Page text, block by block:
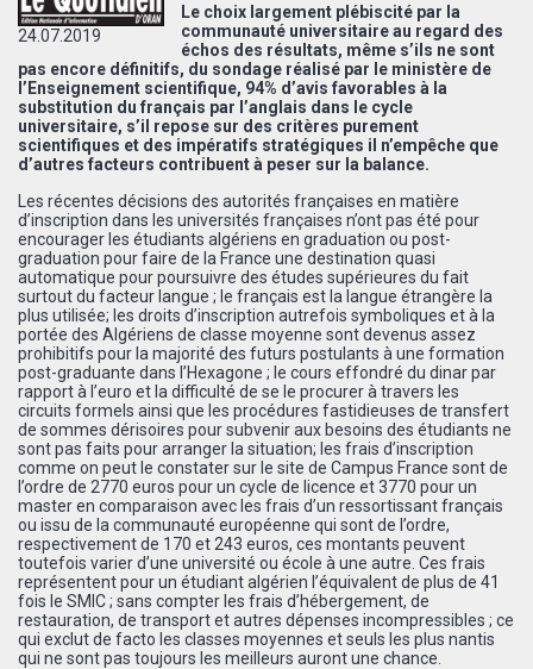
24.07.2019
Le choix largement plébiscité par la
communauté universitaire au regard des
échos des résultats, même s’ils ne sont
pas encore définitifs, du sondage réalisé par le ministère de
l’Enseignement scientifique, 94% d’avis favorables à la
substitution du français par l’anglais dans le cycle
universitaire, s’il repose sur des critères purement
scientifiques et des impératifs stratégiques il n’empêche que
d’autres facteurs contribuent à peser sur la balance.
Les récentes décisions des autorités françaises en matière
d’inscription dans les universités françaises n’ont pas été pour
encourager les étudiants algériens en graduation ou post-
graduation pour faire de la France une destination quasi
automatique pour poursuivre des études supérieures du fait
surtout du facteur langue ; le français est la langue étrangère la
plus utilisée; les droits d’inscription autrefois symboliques et à la
portée des Algériens de classe moyenne sont devenus assez
prohibitifs pour la majorité des futurs postulants à une formation
post-graduante dans l’Hexagone ; le cours effondré du dinar par
rapport à l’euro et la difficulté de se le procurer à travers les
circuits formels ainsi que les procédures fastidieuses de transfert
de sommes dérisoires pour subvenir aux besoins des étudiants ne
sont pas faits pour arranger la situation; les frais d’inscription
comme on peut le constater sur le site de Campus France sont de
l’ordre de 2770 euros pour un cycle de licence et 3770 pour un
master en comparaison avec les frais d’un ressortissant français
ou issu de la communauté européenne qui sont de l’ordre,
respectivement de 170 et 243 euros, ces montants peuvent
toutefois varier d’une université ou école à une autre. Ces frais
représentent pour un étudiant algérien l’équivalent de plus de 41
fois le SMIC ; sans compter les frais d’hébergement, de
restauration, de transport et autres dépenses incompressibles ; ce
qui exclut de facto les classes moyennes et seuls les plus nantis
qui ne sont pas toujours les meilleurs auront une chance.